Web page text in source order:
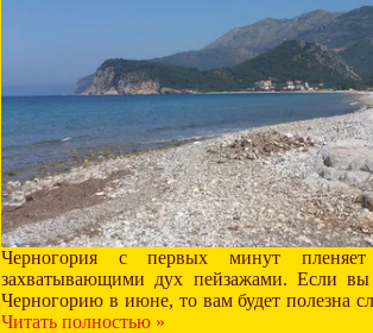
Черногория с первых минут
захватывающими дух пейзажами. Если вы
Черногорию в июне, то вам будет полезна
Читать полностью »